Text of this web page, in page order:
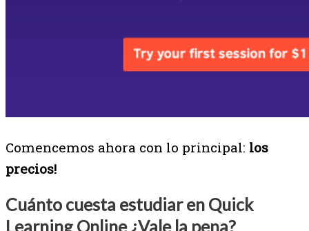
Comencemos ahora con lo principal: los
precios!
Cuánto cuesta estudiar en Quick
Learning Online ¿Vale la pena?